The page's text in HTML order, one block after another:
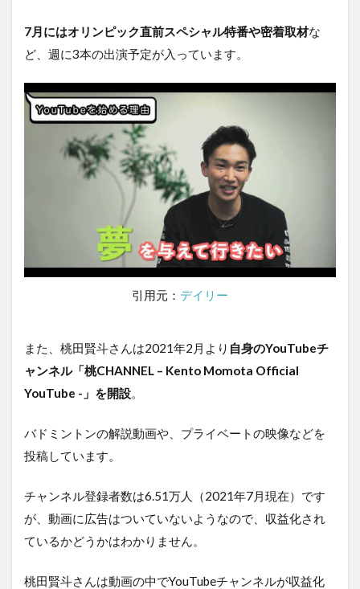
7月にはオリンピック直前スペシャル特番や密着取材な
ど、週に3本の出演予定が入っています。
引用元： デイリー
また、桃田賢斗さんは2021年2月より 自身のYouTubeチ
ャンネル「桃CHANNEL – Kento Momota Official
YouTube -」を開設。
バドミントンの解説動画や、プライベートの映像などを
投稿しています。
チャンネル登録者数は6.51万人（2021年7月現在）です
が、動画に広告はついていないようなので、収益化され
ているかどうかはわかりません。
桃田賢斗さんは動画の中でYouTubeチャンネルが収益化